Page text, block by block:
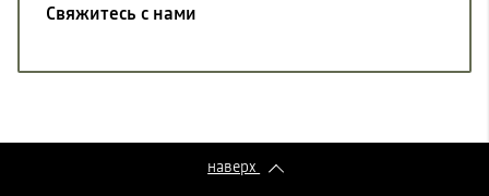
Свяжитесь с нами
наверх